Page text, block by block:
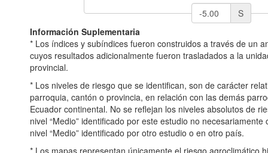
S
Información Suplementaria
* Los índices y subíndices fueron construidos a través de un
cuyos resultados adicionalmente fueron trasladados a la
provincial.
* Los niveles de riesgo que se identifican, son de carácter
parroquia, cantón o provincia, en relación con las demás
Ecuador continental. No se reflejan los niveles absolutos de
nivel “Medio” identificado por este estudio no
nivel “Medio” identificado por otro estudio o en otro país.
* Los mapas representan únicamente el riesgo agroclimático